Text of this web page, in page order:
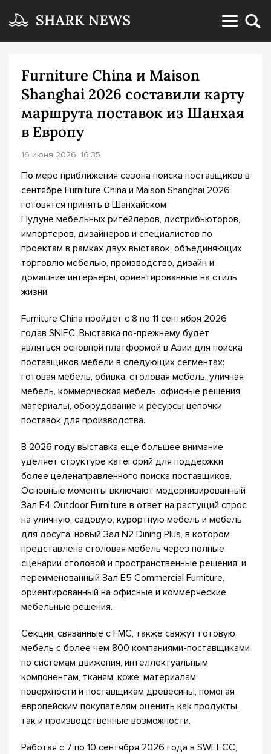
Furniture China и Maison
Shanghai 2026 составили карту
маршрута поставок из Шанхая
в Европу
16 июня 2026, 16:35
По мере приближения сезона поиска поставщиков в
сентябре Furniture China и Maison Shanghai 2026
готовятся принять в Шанхайском
Пудуне мебельных ритейлеров, дистрибьюторов,
импортеров, дизайнеров и специалистов по
проектам в рамках двух выставок, объединяющих
торговлю мебелью, производство, дизайн и
домашние интерьеры, ориентированные на стиль
жизни.
Furniture China пройдет с 8 по 11 сентября 2026
годав SNIEC. Выставка по-прежнему будет
являться основной платформой в Азии для поиска
поставщиков мебели в следующих сегментах:
готовая мебель, обивка, столовая мебель, уличная
мебель, коммерческая мебель, офисные решения,
материалы, оборудование и ресурсы цепочки
поставок для производства.
В 2026 году выставка еще большее внимание
уделяет структуре категорий для поддержки
более целенаправленного поиска поставщиков.
Основные моменты включают модернизированный
Зал E4 Outdoor Furniture в ответ на растущий спрос
на уличную, садовую, курортную мебель и мебель
для досуга; новый Зал N2 Dining Plus, в котором
представлена столовая мебель через полные
сценарии столовой и пространственные решения; и
переименованный Зал E5 Commercial Furniture,
ориентированный на офисные и коммерческие
мебельные решения.
Секции, связанные с FMC, также свяжут готовую
мебель с более чем 800 компаниями-поставщиками
по системам движения, интеллектуальным
компонентам, тканям, коже, материалам
поверхности и поставщикам древесины, помогая
европейским покупателям оценить как продукты,
так и производственные возможности.
Работая с 7 по 10 сентября 2026 года в SWEECC,